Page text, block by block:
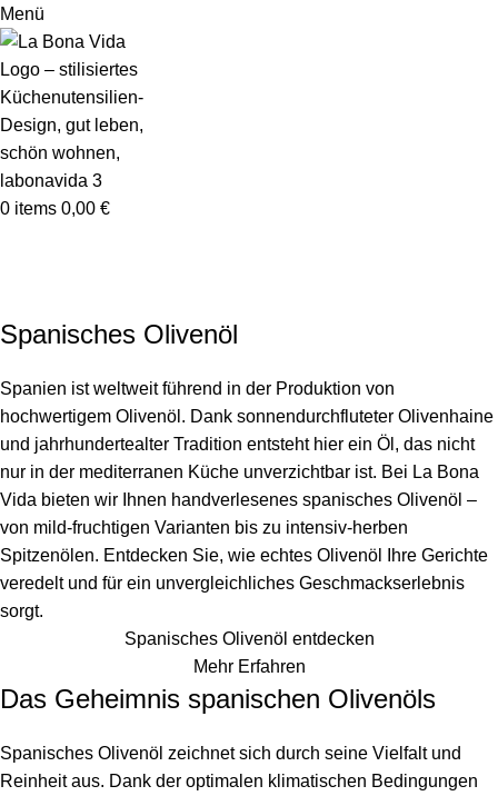
Menü
0 items 0,00 €
Spanisches Olivenöl
Spanien ist weltweit führend in der Produktion von
hochwertigem Olivenöl. Dank sonnendurchfluteter Olivenhaine
und jahrhundertealter Tradition entsteht hier ein Öl, das nicht
nur in der mediterranen Küche unverzichtbar ist. Bei La Bona
Vida bieten wir Ihnen handverlesenes spanisches Olivenöl –
von mild-fruchtigen Varianten bis zu intensiv-herben
Spitzenölen. Entdecken Sie, wie echtes Olivenöl Ihre Gerichte
veredelt und für ein unvergleichliches Geschmackserlebnis
sorgt.
Spanisches Olivenöl entdecken
Mehr Erfahren
Das Geheimnis spanischen Olivenöls
Spanisches Olivenöl zeichnet sich durch seine Vielfalt und
Reinheit aus. Dank der optimalen klimatischen Bedingungen